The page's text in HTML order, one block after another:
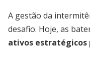
A gestão da
desafio. Hoje, as
ativos estratégicos